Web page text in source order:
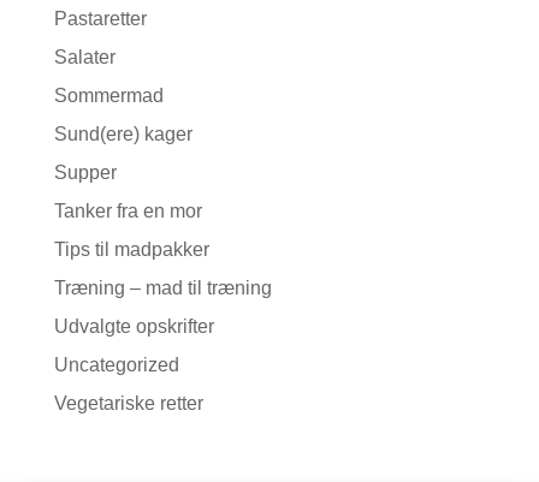
Pastaretter
Salater
Sommermad
Sund(ere) kager
Supper
Tanker fra en mor
Tips til madpakker
Træning – mad til træning
Udvalgte opskrifter
Uncategorized
Vegetariske retter